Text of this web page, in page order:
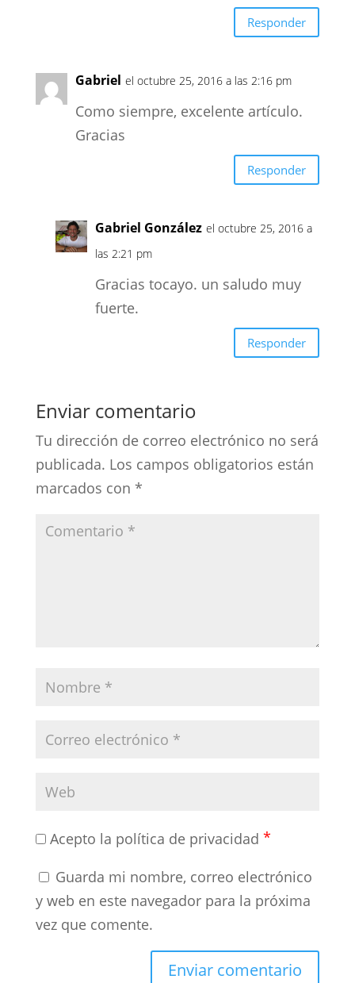
Responder
Gabriel el octubre 25, 2016 a las 2:16 pm
Como siempre, excelente artículo.
Gracias
Responder
Gabriel González el octubre 25, 2016 a
las 2:21 pm
Gracias tocayo. un saludo muy
fuerte.
Responder
Enviar comentario
Tu dirección de correo electrónico no será
publicada. Los campos obligatorios están
marcados con *
Acepto la política de privacidad *
Guarda mi nombre, correo electrónico
y web en este navegador para la próxima
vez que comente.